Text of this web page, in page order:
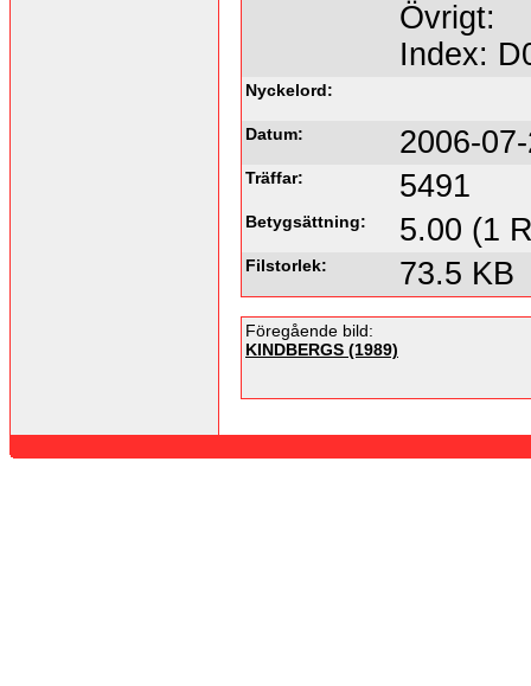
Övrigt:
Index:
Nyckelord:
Datum: 2006-
Träffar: 5491
Betygsättning: 5.00 (1
Filstorlek: 73.5 KB
Föregående bild:
KINDBERGS (1989)